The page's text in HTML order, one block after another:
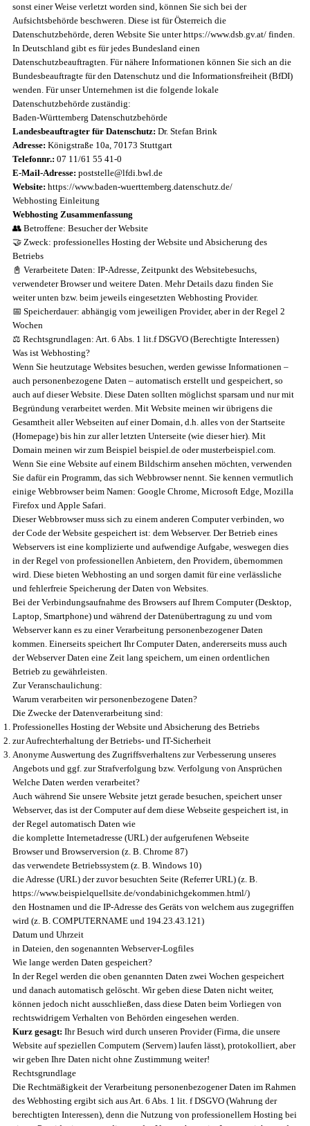
sonst einer Weise verletzt worden sind, können Sie sich bei der
Aufsichtsbehörde beschweren. Diese ist für Österreich die
Datenschutzbehörde, deren Website Sie unter https://www.dsb.gv.at/ finden.
In Deutschland gibt es für jedes Bundesland einen
Datenschutzbeauftragten. Für nähere Informationen können Sie sich an die
Bundesbeauftragte für den Datenschutz und die Informationsfreiheit (BfDI)
wenden. Für unser Unternehmen ist die folgende lokale
Datenschutzbehörde zuständig:
Baden-Württemberg Datenschutzbehörde
Landesbeauftragter für Datenschutz: Dr. Stefan Brink
Adresse: Königstraße 10a, 70173 Stuttgart
Telefonnr.: 07 11/61 55 41-0
E-Mail-Adresse: poststelle@lfdi.bwl.de
Website: https://www.baden-wuerttemberg.datenschutz.de/
Webhosting Einleitung
Webhosting Zusammenfassung
👥 Betroffene: Besucher der Website
🤝 Zweck: professionelles Hosting der Website und Absicherung des
Betriebs
📓 Verarbeitete Daten: IP-Adresse, Zeitpunkt des Websitebesuchs,
verwendeter Browser und weitere Daten. Mehr Details dazu finden Sie
weiter unten bzw. beim jeweils eingesetzten Webhosting Provider.
📅 Speicherdauer: abhängig vom jeweiligen Provider, aber in der Regel 2
Wochen
⚖️ Rechtsgrundlagen: Art. 6 Abs. 1 lit.f DSGVO (Berechtigte Interessen)
Was ist Webhosting?
Wenn Sie heutzutage Websites besuchen, werden gewisse Informationen –
auch personenbezogene Daten – automatisch erstellt und gespeichert, so
auch auf dieser Website. Diese Daten sollten möglichst sparsam und nur mit
Begründung verarbeitet werden. Mit Website meinen wir übrigens die
Gesamtheit aller Webseiten auf einer Domain, d.h. alles von der Startseite
(Homepage) bis hin zur aller letzten Unterseite (wie dieser hier). Mit
Domain meinen wir zum Beispiel beispiel.de oder musterbeispiel.com.
Wenn Sie eine Website auf einem Bildschirm ansehen möchten, verwenden
Sie dafür ein Programm, das sich Webbrowser nennt. Sie kennen vermutlich
einige Webbrowser beim Namen: Google Chrome, Microsoft Edge, Mozilla
Firefox und Apple Safari.
Dieser Webbrowser muss sich zu einem anderen Computer verbinden, wo
der Code der Website gespeichert ist: dem Webserver. Der Betrieb eines
Webservers ist eine komplizierte und aufwendige Aufgabe, weswegen dies
in der Regel von professionellen Anbietern, den Providern, übernommen
wird. Diese bieten Webhosting an und sorgen damit für eine verlässliche
und fehlerfreie Speicherung der Daten von Websites.
Bei der Verbindungsaufnahme des Browsers auf Ihrem Computer (Desktop,
Laptop, Smartphone) und während der Datenübertragung zu und vom
Webserver kann es zu einer Verarbeitung personenbezogener Daten
kommen. Einerseits speichert Ihr Computer Daten, andererseits muss auch
der Webserver Daten eine Zeit lang speichern, um einen ordentlichen
Betrieb zu gewährleisten.
Zur Veranschaulichung:
Warum verarbeiten wir personenbezogene Daten?
Die Zwecke der Datenverarbeitung sind:
Professionelles Hosting der Website und Absicherung des Betriebs
zur Aufrechterhaltung der Betriebs- und IT-Sicherheit
Anonyme Auswertung des Zugriffsverhaltens zur Verbesserung unseres
Angebots und ggf. zur Strafverfolgung bzw. Verfolgung von Ansprüchen
Welche Daten werden verarbeitet?
Auch während Sie unsere Website jetzt gerade besuchen, speichert unser
Webserver, das ist der Computer auf dem diese Webseite gespeichert ist, in
der Regel automatisch Daten wie
die komplette Internetadresse (URL) der aufgerufenen Webseite
Browser und Browserversion (z. B. Chrome 87)
das verwendete Betriebssystem (z. B. Windows 10)
die Adresse (URL) der zuvor besuchten Seite (Referrer URL) (z. B.
https://www.beispielquellsite.de/vondabinichgekommen.html/)
den Hostnamen und die IP-Adresse des Geräts von welchem aus zugegriffen
wird (z. B. COMPUTERNAME und 194.23.43.121)
Datum und Uhrzeit
in Dateien, den sogenannten Webserver-Logfiles
Wie lange werden Daten gespeichert?
In der Regel werden die oben genannten Daten zwei Wochen gespeichert
und danach automatisch gelöscht. Wir geben diese Daten nicht weiter,
können jedoch nicht ausschließen, dass diese Daten beim Vorliegen von
rechtswidrigem Verhalten von Behörden eingesehen werden.
Kurz gesagt: Ihr Besuch wird durch unseren Provider (Firma, die unsere
Website auf speziellen Computern (Servern) laufen lässt), protokolliert, aber
wir geben Ihre Daten nicht ohne Zustimmung weiter!
Rechtsgrundlage
Die Rechtmäßigkeit der Verarbeitung personenbezogener Daten im Rahmen
des Webhosting ergibt sich aus Art. 6 Abs. 1 lit. f DSGVO (Wahrung der
berechtigten Interessen), denn die Nutzung von professionellem Hosting bei